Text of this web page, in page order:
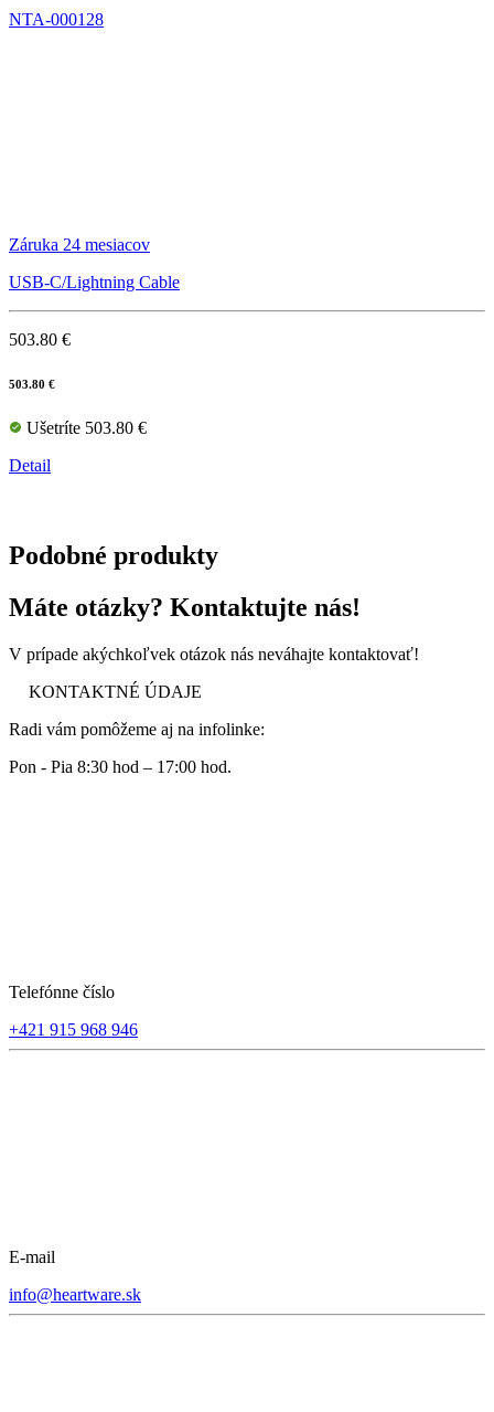
NTA-000128
Záruka 24 mesiacov
USB-C/Lightning Cable
503.80 €
503.80 €
Ušetríte 503.80 €
Detail
Podobné produkty
Máte otázky? Kontaktujte nás!
V prípade akýchkoľvek otázok nás neváhajte kontaktovať!
KONTAKTNÉ ÚDAJE
Radi vám pomôžeme aj na infolinke:
Pon - Pia 8:30 hod – 17:00 hod.
Telefónne číslo
+421 915 968 946
E-mail
info@heartware.sk